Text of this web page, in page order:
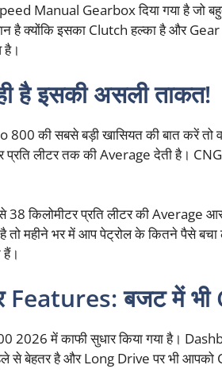
Manual Gearbox दिया गया है जो
है क्योंकि इसका Clutch हल्का है और
है।
है इसकी असली ताकत!
800 की सबसे बड़ी खासियत की बात करें तो
प्रति लीटर तक की Average देती है।
किलोमीटर प्रति लीटर की Average
महीने भर में आप पेट्रोल के कितने पैसे बचा
हैं।
बजट में भी
में काफी सुधार किया गया है।
से बेहतर है और Long Drive पर भी आपको